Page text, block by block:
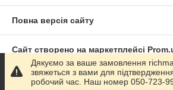
Повна версія сайту
Сайт створено на маркетплейсі
Політика конфіденційності
Дякуємо за ваше замовлення
звяжеться з вами для
робочий час. Наш номер 050-723-